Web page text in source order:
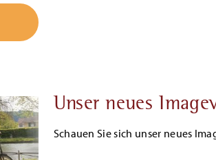
Unser neues
Schauen Sie sich unser neues